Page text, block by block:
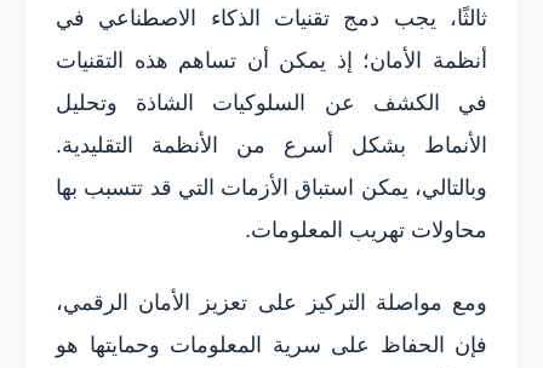
ثالثًا، يجب دمج تقنيات الذكاء الاصطناعي في
أنظمة الأمان؛ إذ يمكن أن تساهم هذه التقنيات
في الكشف عن السلوكيات الشاذة وتحليل
الأنماط بشكل أسرع من الأنظمة التقليدية.
وبالتالي، يمكن استباق الأزمات التي قد تتسبب بها
محاولات تهريب المعلومات.
ومع مواصلة التركيز على تعزيز الأمان الرقمي،
فإن الحفاظ على سرية المعلومات وحمايتها هو